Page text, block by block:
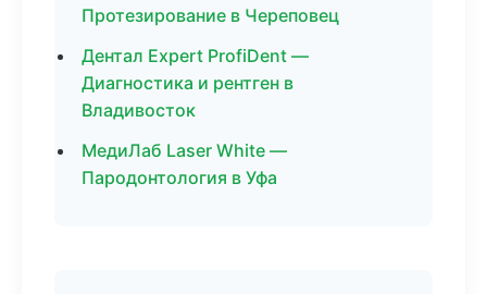
Протезирование в Череповец
Дентал Expert ProfiDent —
Диагностика и рентген в
Владивосток
МедиЛаб Laser White —
Пародонтология в Уфа